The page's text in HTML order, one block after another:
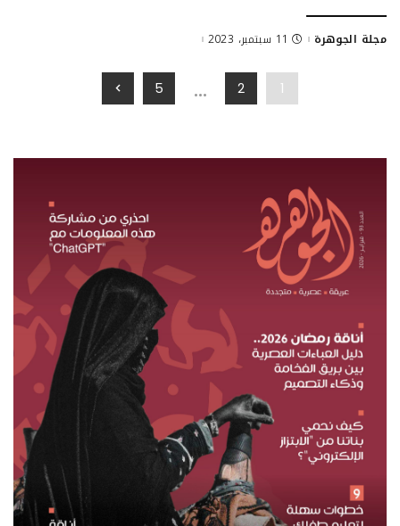
Posted
مجلة الجوهرة 11 سبتمبر، 2023
1
2
…
5